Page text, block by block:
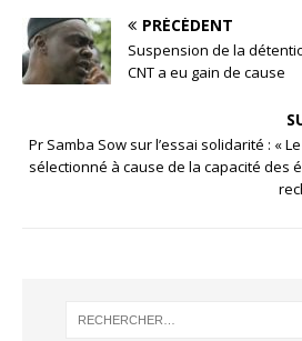
PRÉCÉDENT
Suspension de la
CNT a eu gain de cause
Pr Samba Sow sur l’essai solidarité : «
sélectionné à cause de la capacité des